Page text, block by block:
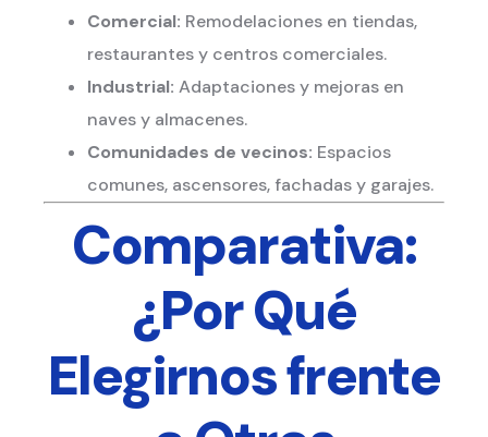
Comercial: Remodelaciones en tiendas,
restaurantes y centros comerciales.
Industrial: Adaptaciones y mejoras en
naves y almacenes.
Comunidades de vecinos: Espacios
comunes, ascensores, fachadas y garajes.
Comparativa:
¿Por Qué
Elegirnos frente